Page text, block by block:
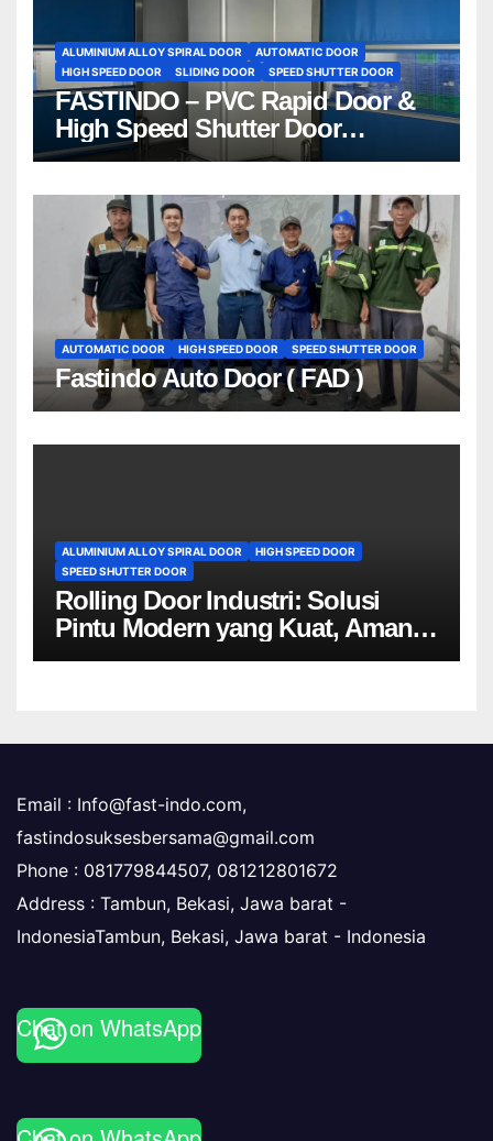
ALUMINIUM ALLOY SPIRAL DOOR
AUTOMATIC DOOR
HIGH SPEED DOOR
SLIDING DOOR SPEED SHUTTER DOOR
FASTINDO – PVC Rapid Door &
High Speed Shutter Door
Indonesia | 081212801672
AUTOMATIC DOOR HIGH SPEED DOOR SPEED SHUTTER DOOR
Fastindo Auto Door ( FAD )
ALUMINIUM ALLOY SPIRAL DOOR
HIGH SPEED DOOR
SPEED SHUTTER DOOR
Rolling Door Industri: Solusi
Pintu Modern yang Kuat, Aman,
dan Efisien untuk Dunia Industri
Email : Info@fast-indo.com,
fastindosuksesbersama@gmail.com
Phone : 081779844507, 081212801672
Address : Tambun, Bekasi, Jawa barat -
IndonesiaTambun, Bekasi, Jawa barat - Indonesia
Chat on WhatsApp